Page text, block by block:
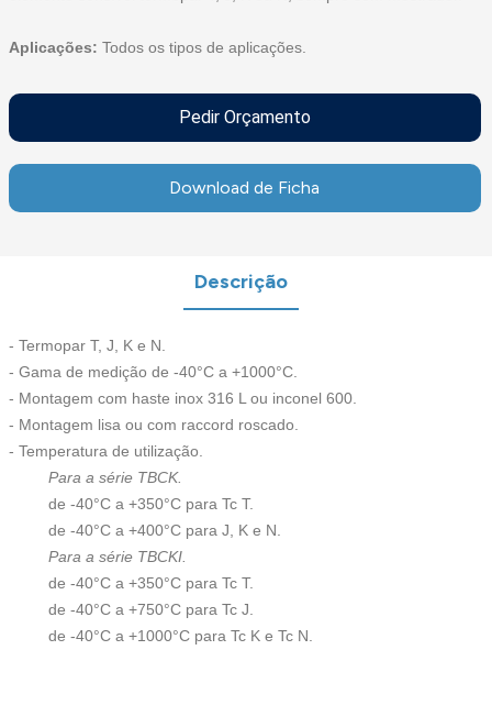
Aplicações: Todos os tipos de aplicações.
Pedir Orçamento
Download de Ficha
Descrição
- Termopar T, J, K e N.
- Gama de medição de -40°C a +1000°C.
- Montagem com haste inox 316 L ou inconel 600.
- Montagem lisa ou com raccord roscado.
- Temperatura de utilização.
Para a série TBCK.
de -40°C a +350°C para Tc T.
de -40°C a +400°C para J, K e N.
Para a série TBCKI.
de -40°C a +350°C para Tc T.
de -40°C a +750°C para Tc J.
de -40°C a +1000°C para Tc K e Tc N.